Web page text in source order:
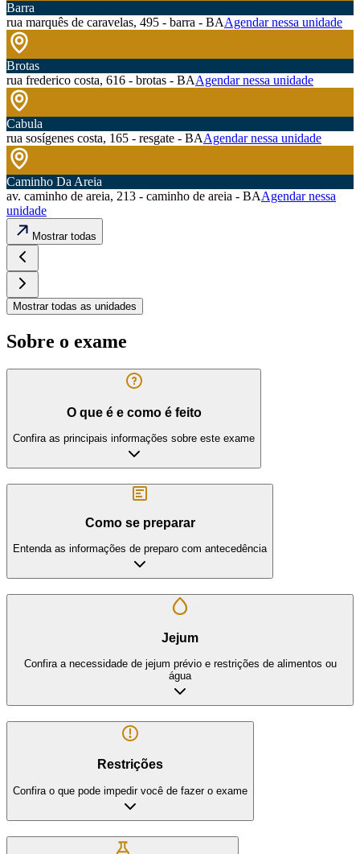
Barra
rua marquês de caravelas, 495 - barra - BAAgendar nessa unidade
Brotas
rua frederico costa, 616 - brotas - BAAgendar nessa unidade
Cabula
rua sosígenes costa, 165 - resgate - BAAgendar nessa unidade
Caminho Da Areia
av. caminho de areia, 213 - caminho de areia - BAAgendar nessa
unidade
Mostrar todas
Mostrar todas as unidades
Sobre o exame
O que é e como é feito
Confira as principais informações sobre este exame
Como se preparar
Entenda as informações de preparo com antecedência
Jejum
Confira a necessidade de jejum prévio e restrições de alimentos ou
água
Restrições
Confira o que pode impedir você de fazer o exame